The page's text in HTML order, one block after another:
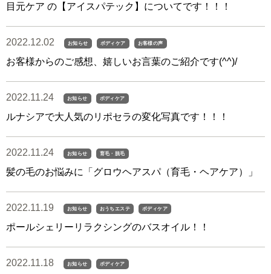
目元ケア の【アイスパテック】についてです！！！
2022.12.02 お知らせ ボディケア お客様の声
お客様からのご感想、嬉しいお言葉のご紹介です(^^)/
2022.11.24 お知らせ ボディケア
ルナシアで大人気のリポセラの変化写真です！！！
2022.11.24 お知らせ 育毛・脱毛
髪の毛のお悩みに「グロウヘアスパ（育毛・ヘアケア）」
2022.11.19 お知らせ おうちエステ ボディケア
ポールシェリーリラクシングのバスオイル！！
2022.11.18 お知らせ ボディケア